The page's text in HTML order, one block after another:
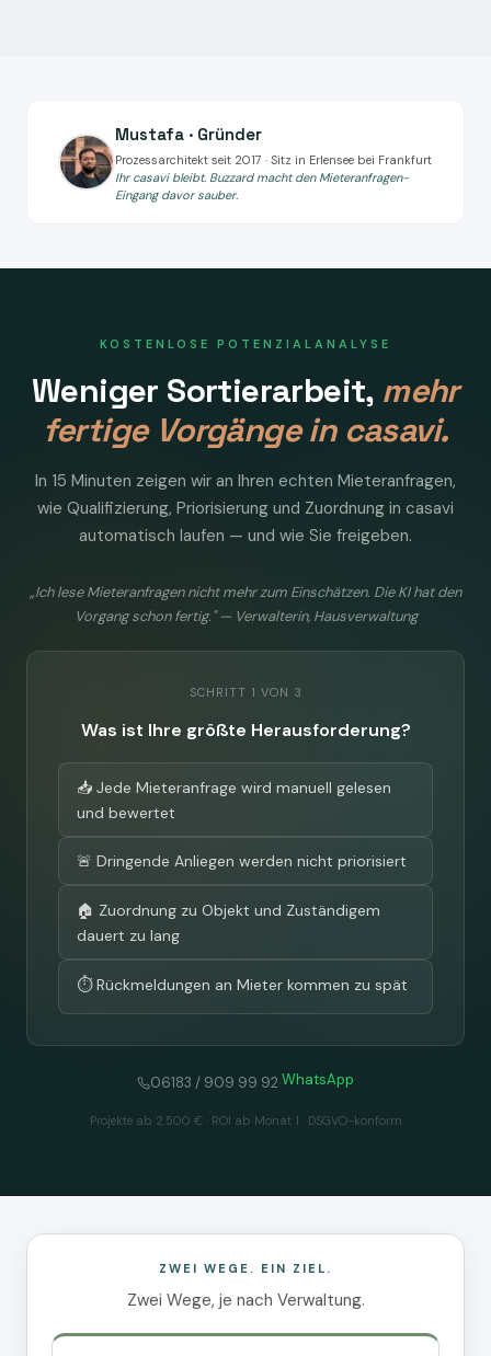
Mustafa · Gründer
Prozessarchitekt seit 2017 · Sitz in Erlensee bei Frankfurt
Ihr casavi bleibt. Buzzard macht den Mieteranfragen-
Eingang davor sauber.
KOSTENLOSE POTENZIALANALYSE
Weniger Sortierarbeit, mehr
fertige Vorgänge in casavi.
In 15 Minuten zeigen wir an Ihren echten Mieteranfragen,
wie Qualifizierung, Priorisierung und Zuordnung in casavi
automatisch laufen — und wie Sie freigeben.
„Ich lese Mieteranfragen nicht mehr zum Einschätzen. Die KI hat den
Vorgang schon fertig." — Verwalterin, Hausverwaltung
SCHRITT 1 VON 3
Was ist Ihre größte Herausforderung?
📥 Jede Mieteranfrage wird manuell gelesen
und bewertet
🚨 Dringende Anliegen werden nicht priorisiert
🏠 Zuordnung zu Objekt und Zuständigem
dauert zu lang
⏱️ Rückmeldungen an Mieter kommen zu spät
06183 / 909 99 92·WhatsApp
Projekte ab 2.500 € · ROI ab Monat 1 · DSGVO-konform
ZWEI WEGE. EIN ZIEL.
Zwei Wege, je nach Verwaltung.